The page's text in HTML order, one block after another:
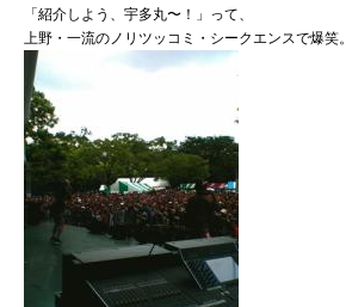
「紹介しよう、宇多丸〜！」って、
上野・一流のノリツッコミ・シークエンスで爆笑。